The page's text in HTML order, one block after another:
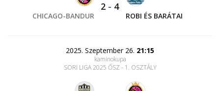
CHICAGO-BANDUR
2 - 4
ROBI ÉS BARÁTAI
2025. Szeptember 26. 21:15
kaminokupa
SORI LIGA 2025 ŐSZ - 1. OSZTÁLY